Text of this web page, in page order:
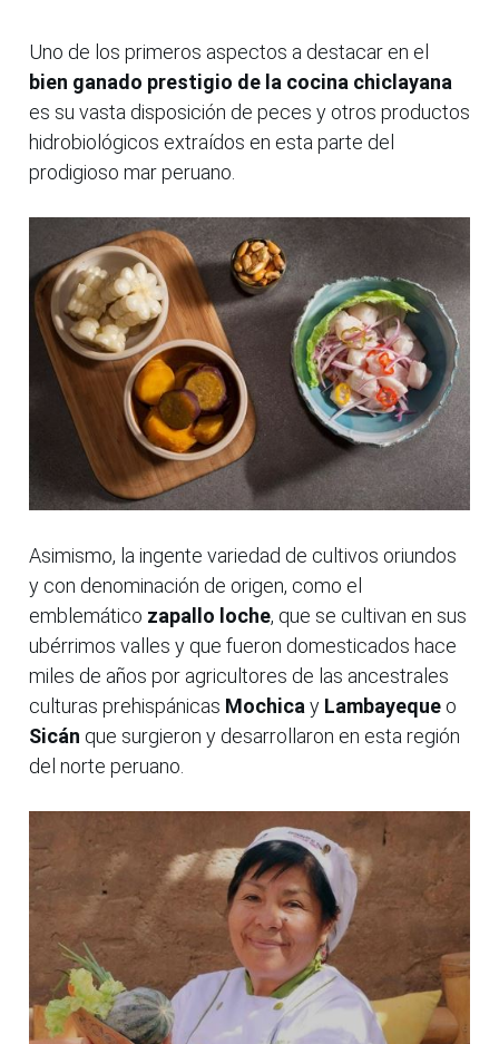
Uno de los primeros aspectos a destacar en el
bien ganado prestigio de la cocina chiclayana
es su vasta disposición de peces y otros productos
hidrobiológicos extraídos en esta parte del
prodigioso mar peruano.
Asimismo, la ingente variedad de cultivos oriundos
y con denominación de origen, como el
emblemático zapallo loche, que se cultivan en sus
ubérrimos valles y que fueron domesticados hace
miles de años por agricultores de las ancestrales
culturas prehispánicas Mochicay Lambayeque o
Sicán que surgieron y desarrollaron en esta región
del norte peruano.